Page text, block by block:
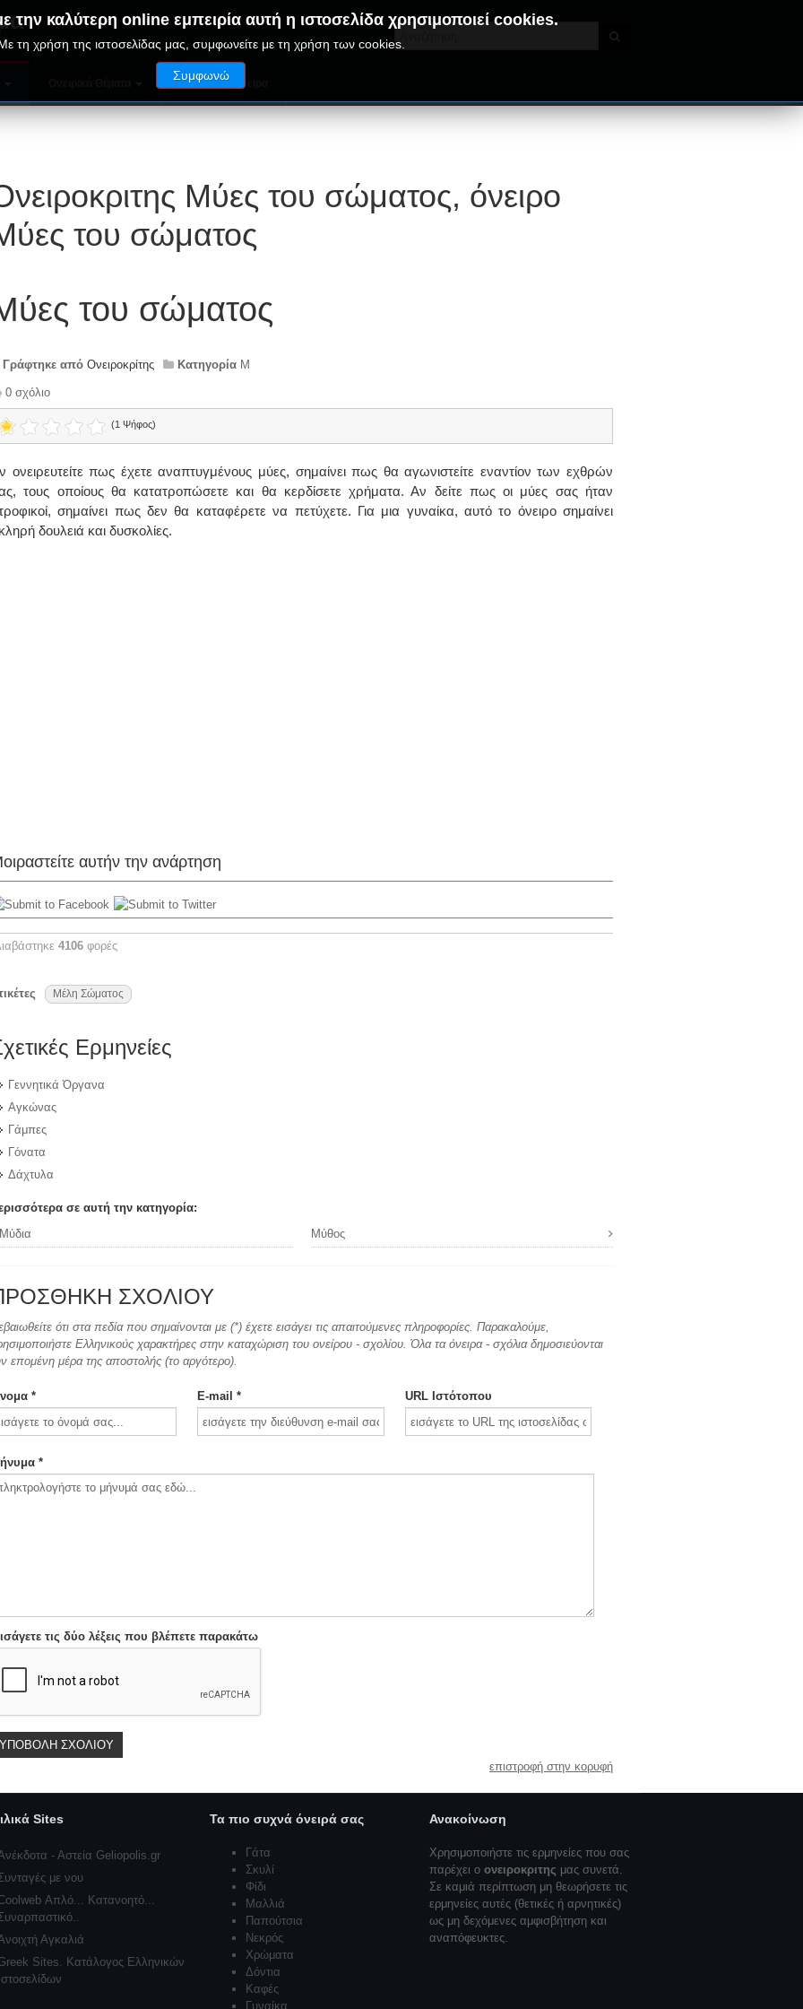
την καλύτερη online εμπειρία αυτή η ιστοσελίδα χρησιμοποιεί cookies.
τη χρήση της ιστοσελίδας μας, συμφωνείτε με τη χρήση των cookies.
Συμφωνώ
Παράξενα Όνειρα
Μύες του σώματος, όνειρο
του σώματος
του σώματος
Γράφτηκε από Ονειροκρίτης Κατηγορία Μ
0 σχόλιο
(1 Ψήφος)
ονειρευτείτε πως έχετε αναπτυγμένους μύες, σημαίνει πως θα αγωνιστείτε εναντίον των εχθρών
τους οποίους θα κατατροπώσετε και θα κερδίσετε χρήματα. Αν δείτε πως οι μύες σας ήταν
σημαίνει πως δεν θα καταφέρετε να πετύχετε. Για μια γυναίκα, αυτό το όνειρο σημαίνει
δουλειά και δυσκολίες.
αυτήν την ανάρτηση
4106 φορές
Μέλη Σώματος
Ερμηνείες
Γεννητικά Όργανα
Αγκώνας
Γάμπες
Γόνατα
Δάχτυλα
σε αυτή την κατηγορία:
Μύδια
Μύθος
ΣΧΟΛΊΟΥ
ότι στα πεδία που σημαίνονται με (*) έχετε εισάγει τις απαιτούμενες πληροφορίες. Παρακαλούμε,
Ελληνικούς χαρακτήρες στην καταχώριση του ονείρου - σχολίου. Όλα τα όνειρα - σχόλια δημοσιεύονται
επομένη μέρα της αποστολής (το αργότερο).
* E-mail * URL Ιστότοπου
*
τις δύο λέξεις που βλέπετε παρακάτω
επιστροφή στην κορυφή
Sites
- Αστεία Geliopolis.gr
με νου
Απλό... Κατανοητό...
Αγκαλιά
Sites. Κατάλογος Ελληνικών
Τα πιο συχνά όνειρά σας
Γάτα
Σκυλί
Φίδι
Μαλλιά
Παπούτσια
Νεκρός
Χρώματα
Δόντια
Καφές
Γυναίκα
Ανακοίνωση
Χρησιμοποιήστε τις ερμηνείες που σας
παρέχει ο ονειροκριτης μας συνετά.
Σε καμιά περίπτωση μη θεωρήσετε τις
ερμηνείες αυτές (θετικές ή αρνητικές)
ως μη δεχόμενες αμφισβήτηση και
αναπόφευκτες.